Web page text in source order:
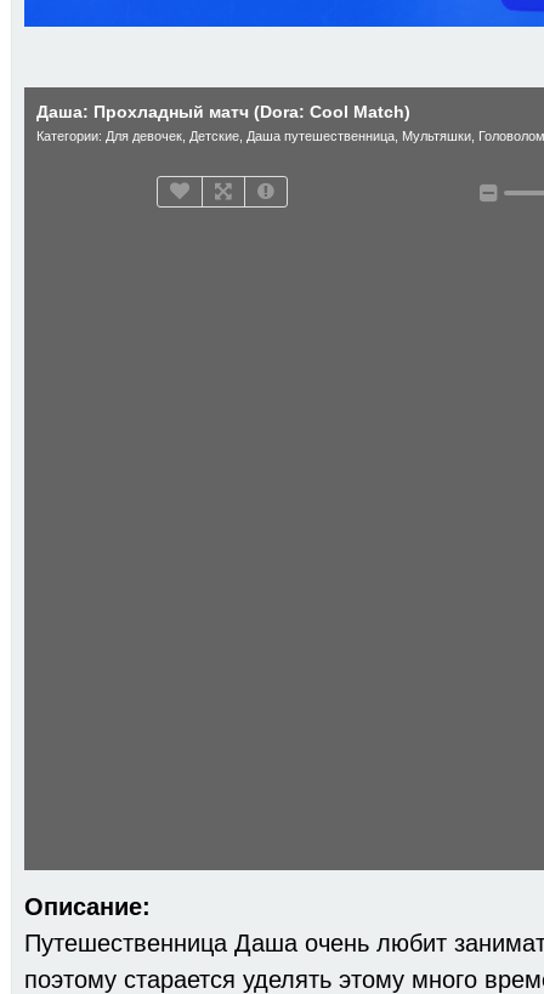
Даша: Прохладный матч (Dora: Cool Match)
Категории: Для девочек Детские Даша путешественница Мультяшки
Описание:
Путешественница Даша очень любит
поэтому старается уделять этому много